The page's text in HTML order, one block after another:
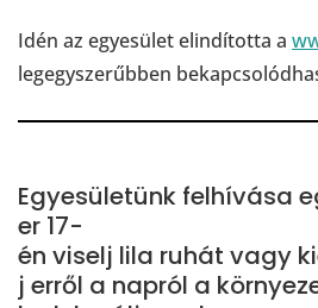
Idén az egyesület elindította a
legegyszerűbben
Egyesületünk felhívása
er 17-
én viselj lila ruhát vagy
j erről a napról a